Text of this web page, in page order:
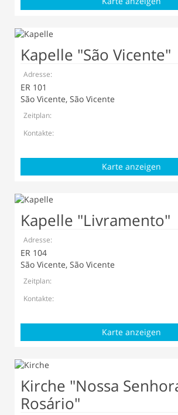
Kapelle "São Vicente"
Adresse:
ER 101
São Vicente, São Vicente
Zeitplan:
Kontakte:
Karte anzeigen
Kapelle "Livramento"
Adresse:
ER 104
São Vicente, São Vicente
Zeitplan:
Kontakte:
Karte anzeigen
Kirche "Nossa
Rosário"